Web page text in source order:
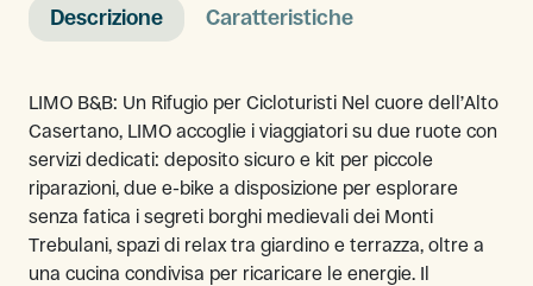
Descrizione Caratteristiche
LIMO B&B: Un Rifugio per Cicloturisti Nel cuore dell’Alto
Casertano, LIMO accoglie i viaggiatori su due ruote con
servizi dedicati: deposito sicuro e kit per piccole
riparazioni, due e-bike a disposizione per esplorare
senza fatica i segreti borghi medievali dei Monti
Trebulani, spazi di relax tra giardino e terrazza, oltre a
una cucina condivisa per ricaricare le energie. Il